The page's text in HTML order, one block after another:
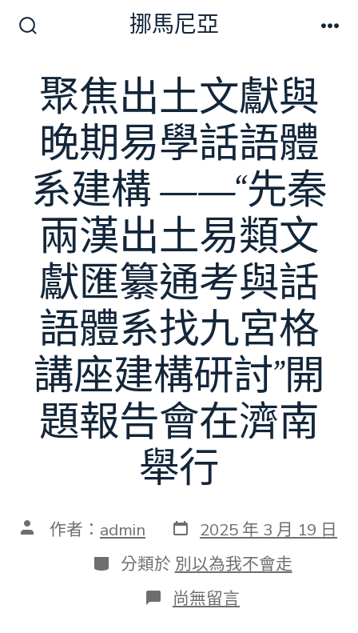
切
換
開
關
挪馬尼亞
聚焦出土文獻與
晚期易學話語體
系建構 ——“先秦
兩漢出土易類文
獻匯纂通考與話
語體系找九宮格
講座建構研討”開
題報告會在濟南
舉行
文 作者： admin 發
表
日
期
2025 年 3 月 19 日
分
類
分類於 別以為我不會走
在
〈聚
尚無留言